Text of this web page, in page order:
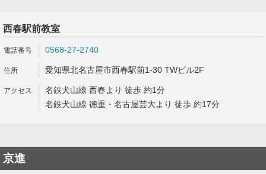
西春駅前教室
0568-27-2740
愛知県北名古屋市西春駅前1-30 TWビル2F
名鉄犬山線 西春より 徒歩 約1分
名鉄犬山線 徳重・名古屋芸大より 徒歩 約17分
京進